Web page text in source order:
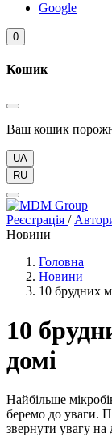
Google
0
Кошик
Ваш кошик
UA
RU
Реєстрація /
Новини
Головна
Новини
10 брудних
10
домі
Найбільше
беремо до уваги.
звернути увагу на